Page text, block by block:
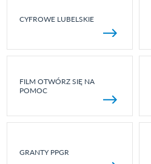
CYFROWE LUBELSKIE
FILM OTWÓRZ SIĘ NA
POMOC
GRANTY PPGR